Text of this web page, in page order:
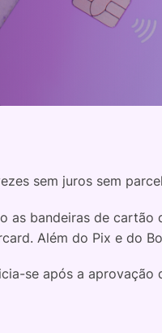
sem juros sem
as bandeiras de cartão
Além do Pix e do
se após a aprovação